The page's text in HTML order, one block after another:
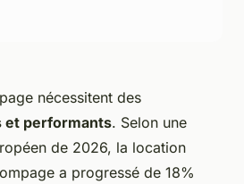
nécessitent des
et performants. Selon une
de 2026, la location
a progressé de 18%